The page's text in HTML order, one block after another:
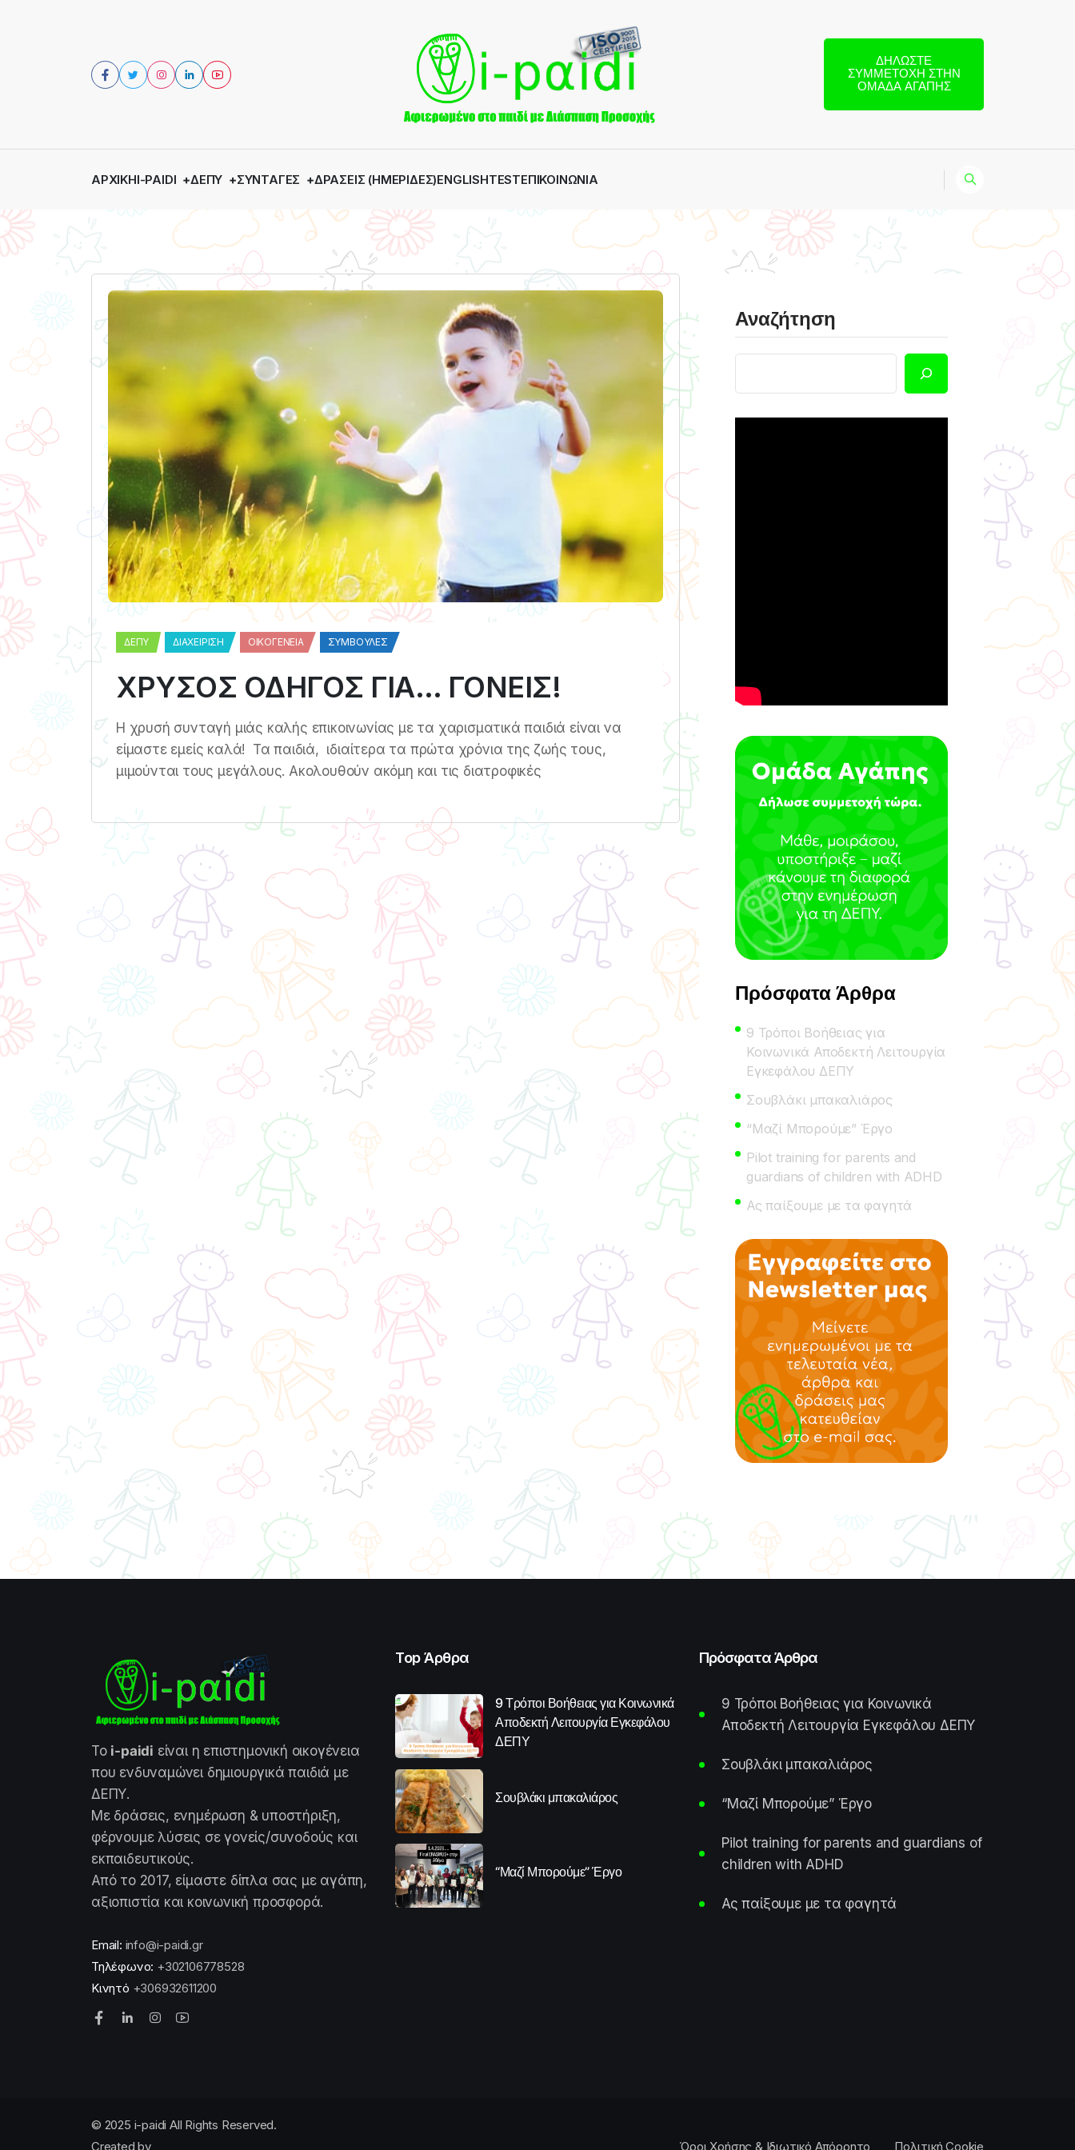
ΔΗΛΏΣΤΕ
ΣΥΜΜΕΤΟΧΉ ΣΤΗΝ
ΟΜΆΔΑ ΑΓΆΠΗΣ
ΑΡΧΙΚΉI-PAIDI ΔΕΠΥ ΣΥΝΤΑΓΈΣ ΔΡΆΣΕΙΣ (ΗΜΕΡΊΔΕΣ)ENGLISHTESTΕΠΙΚΟΙΝΩΝΊΑ
ΔΕΠΥ ΔΙΑΧΕΊΡΙΣΗ ΟΙΚΟΓΈΝΕΙΑ ΣΥΜΒΟΥΛΈΣ
ΧΡΥΣΟΣ ΟΔΗΓΟΣ ΓΙΑ… ΓΟΝΕΙΣ!
Η χρυσή συνταγή μιάς καλής επικοινωνίας με τα χαρισματικά παιδιά είναι να
είμαστε εμείς καλά! Τα παιδιά, ιδιαίτερα τα πρώτα χρόνια της ζωής τους,
μιμούνται τους μεγάλους. Ακολουθούν ακόμη και τις διατροφικές
Αναζήτηση
Πρόσφατα Άρθρα
9 Τρόποι Βοήθειας για
Κοινωνικά Αποδεκτή Λειτουργία
Εγκεφάλου ΔΕΠΥ
Σουβλάκι μπακαλιάρος
“Μαζί Μπορούμε” Έργο
Pilot training for parents and
guardians of children with ADHD
Ας παίξουμε με τα φαγητά
Το i-paidi είναι η επιστημονική οικογένεια
που ενδυναμώνει δημιουργικά παιδιά με
ΔΕΠΥ.
Με δράσεις, ενημέρωση & υποστήριξη,
φέρνουμε λύσεις σε γονείς/συνοδούς και
εκπαιδευτικούς.
Από το 2017, είμαστε δίπλα σας με αγάπη,
αξιοπιστία και κοινωνική προσφορά.
Email: info@i-paidi.gr
Τηλέφωνο: +302106778528
Κινητό +306932611200
Top Άρθρα
9 Τρόποι Βοήθειας για Κοινωνικά
Αποδεκτή Λειτουργία Εγκεφάλου
ΔΕΠΥ
Σουβλάκι μπακαλιάρος
“Μαζί Μπορούμε” Έργο
Πρόσφατα Άρθρα
9 Τρόποι Βοήθειας για Κοινωνικά
Αποδεκτή Λειτουργία Εγκεφάλου ΔΕΠΥ
Σουβλάκι μπακαλιάρος
“Μαζί Μπορούμε” Έργο
Pilot training for parents and guardians of
children with ADHD
Ας παίξουμε με τα φαγητά
© 2025 i-paidi All Rights Reserved.
Created by
Όροι Χρήσης & Ιδιωτικό Απόρρητο Πολιτική Cookie